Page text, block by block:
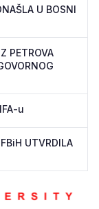
U BOSNI
PETROVA
u
UTVRDILA